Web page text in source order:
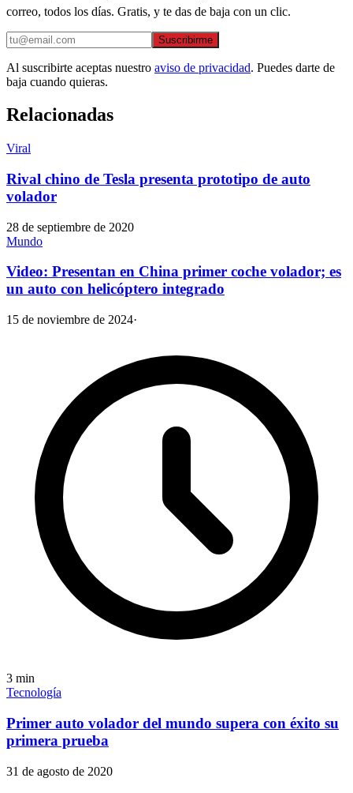
correo, todos los días. Gratis, y te das de baja con un clic.
Suscribirme
Al suscribirte aceptas nuestro aviso de privacidad. Puedes darte de
baja cuando quieras.
Relacionadas
Viral
Rival chino de Tesla presenta prototipo de auto
volador
28 de septiembre de 2020
Mundo
Video: Presentan en China primer coche volador; es
un auto con helicóptero integrado
15 de noviembre de 2024·
3 min
Tecnología
Primer auto volador del mundo supera con éxito su
primera prueba
31 de agosto de 2020